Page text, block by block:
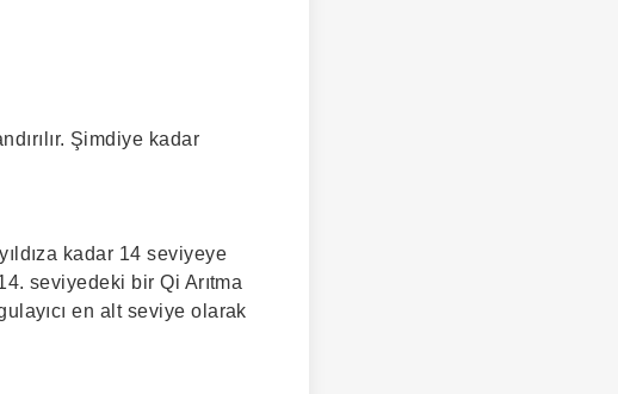
Şimdiye kadar
kadar 14 seviyeye
seviyedeki bir Qi Arıtma
en alt seviye olarak